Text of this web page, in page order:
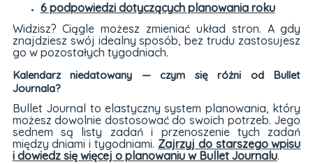
6 podpowiedzi dotyczących planowania roku
Widzisz? Ciągle możesz zmieniać układ stron. A gdy
znajdziesz swój idealny sposób, bez trudu zastosujesz
go w pozostałych tygodniach.
Kalendarz niedatowany — czym się różni od Bullet
Journala?
Bullet Journal to elastyczny system planowania, który
możesz dowolnie dostosować do swoich potrzeb. Jego
sednem są listy zadań i przenoszenie tych zadań
między dniami i tygodniami. Zajrzyj do starszego wpisu
i dowiedz się więcej o planowaniu w Bullet Journalu.